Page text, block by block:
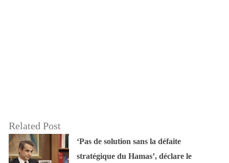
Related Post
‘Pas de solution sans la défaite
stratégique du Hamas’, déclare le